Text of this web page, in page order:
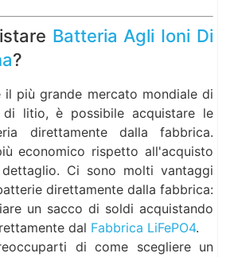
Batteria Agli Ioni Di
?
il più grande mercato mondiale di
litio, è possibile acquistare le
direttamente dalla fabbrica.
economico rispetto all'acquisto
Ci sono molti vantaggi
direttamente dalla fabbrica:
un sacco di soldi acquistando
dal Fabbrica LiFePO4.
di come scegliere un